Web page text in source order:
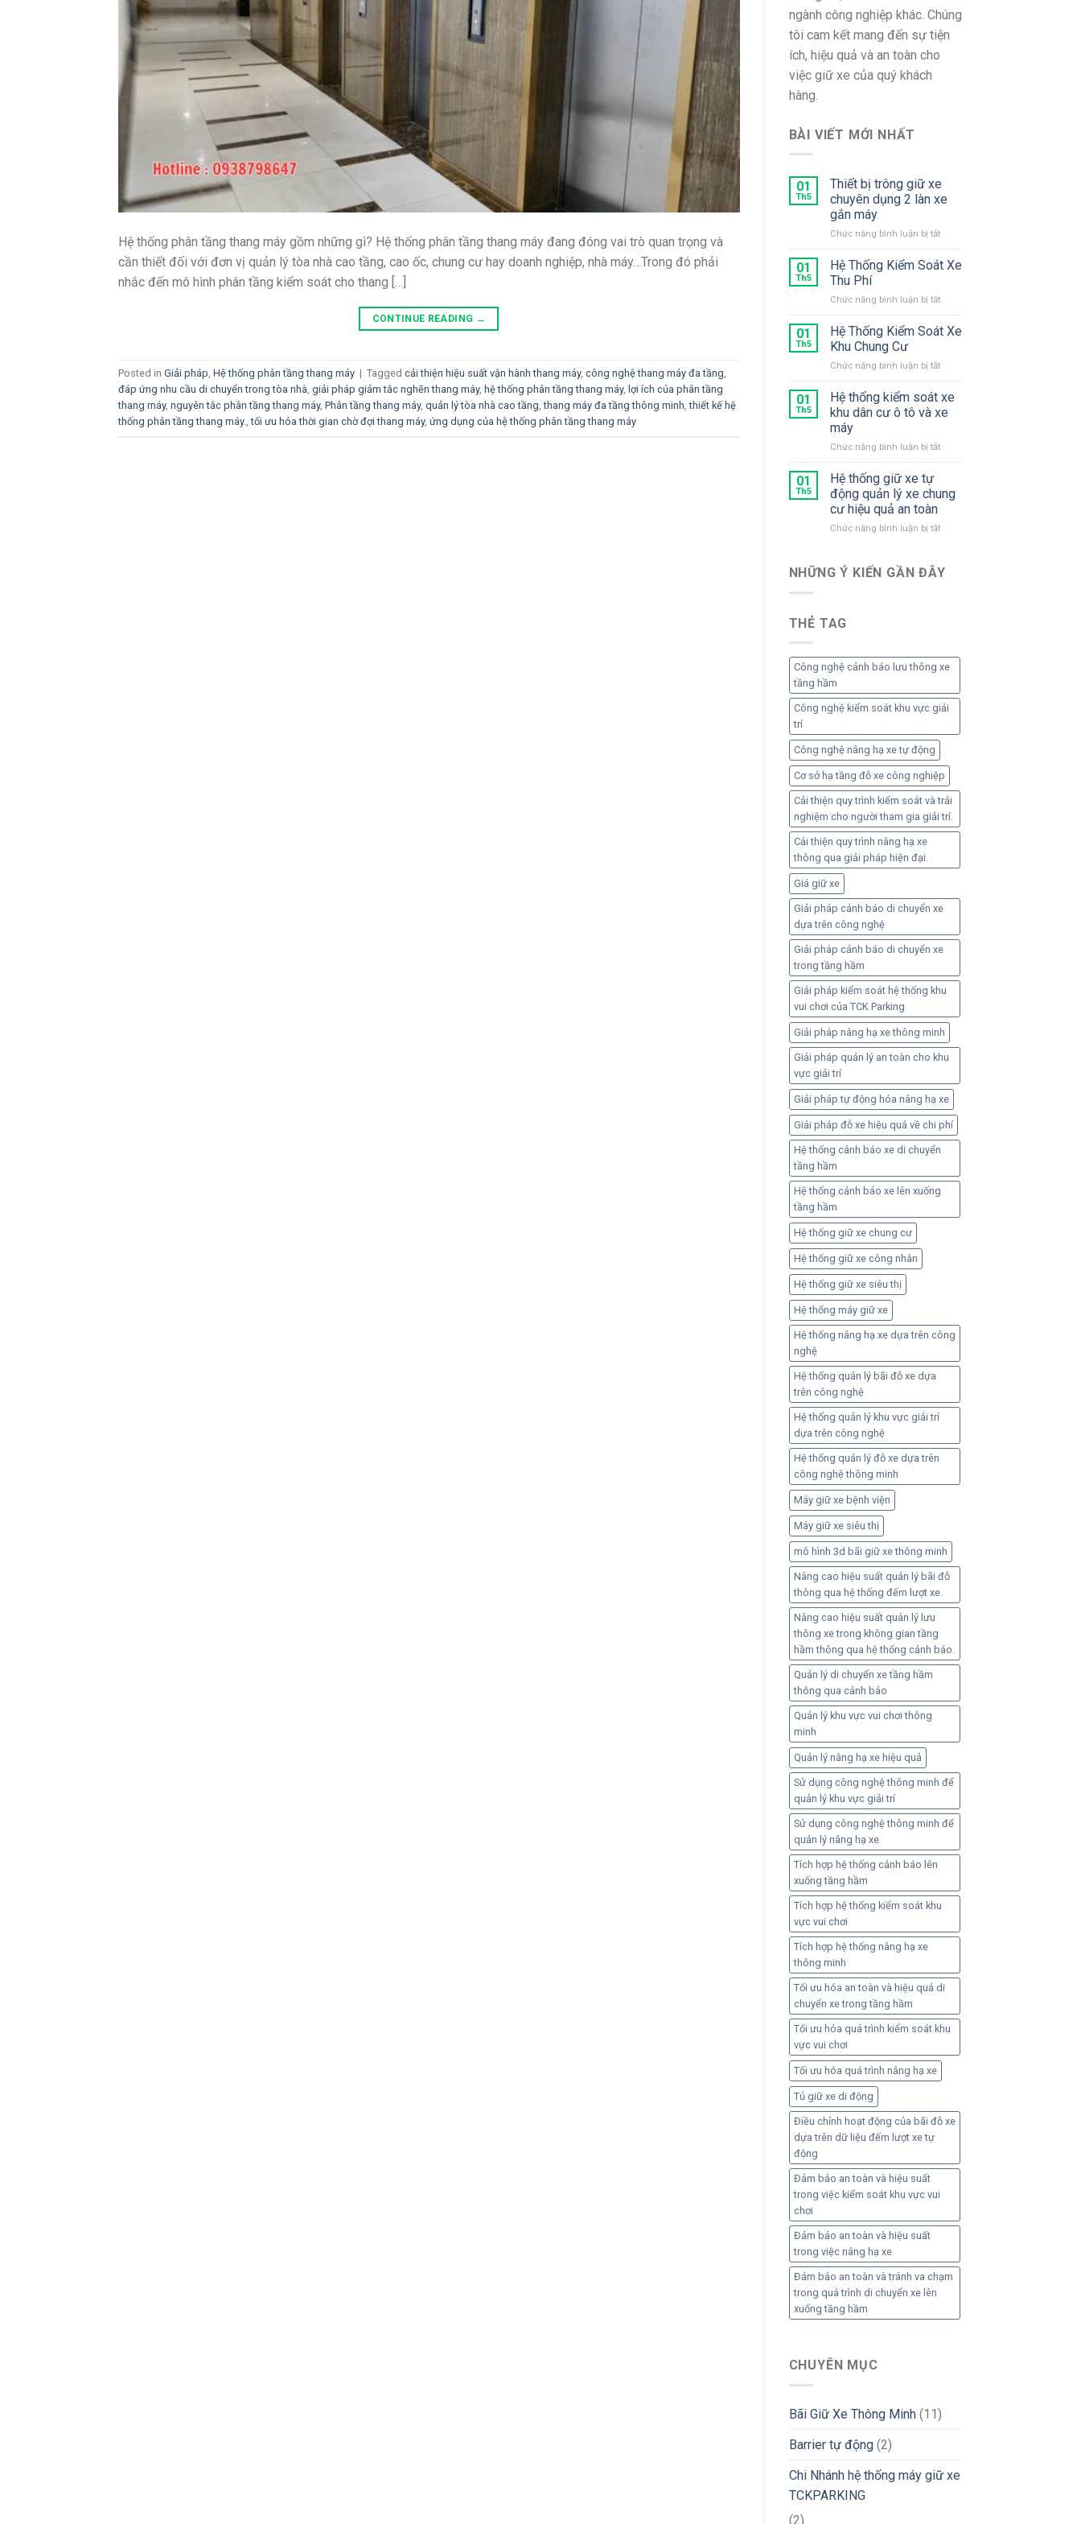
Hệ thống phân tầng thang máy gồm những gì? Hệ thống phân tầng thang máy đang đóng vai trò quan trọng và
cần thiết đối với đơn vị quản lý tòa nhà cao tầng, cao ốc, chung cư hay doanh nghiệp, nhà máy…Trong đó phải
nhắc đến mô hình phân tầng kiểm soát cho thang […]
CONTINUE READING →
Posted in Giải pháp, Hệ thống phân tầng thang máy | Tagged cải thiện hiệu suất vận hành thang máy, công nghệ thang máy đa tầng,
đáp ứng nhu cầu di chuyển trong tòa nhà, giải pháp giảm tắc nghẽn thang máy, hệ thống phân tầng thang máy, lợi ích của phân tầng
thang máy, nguyên tắc phân tầng thang máy, Phân tầng thang máy, quản lý tòa nhà cao tầng,thang máy đa tầng thông minh,thiết kế hệ
thống phân tầng thang máy.,tối ưu hóa thời gian chờ đợi thang máy, ứng dụng của hệ thống phân tầng thang máy
ngành công nghiệp khác. Chúng
tôi cam kết mang đến sự tiện
ích, hiệu quả và an toàn cho
việc giữ xe của quý khách
hàng.
BÀI VIẾT MỚI NHẤT
01
Th5
Thiết bị trông giữ xe
chuyên dụng 2 làn xe
gắn máy
Chức năng bình luận bị tắtở
bị
xe
dụng
xe
máy
01
Th5
Hệ Thống Kiểm Soát Xe
Thu Phí
Chức năng bình luận bị tắtở
Thống
Xe
Phí
01
Th5
Hệ Thống Kiểm Soát Xe
Khu Chung Cư
Chức năng bình luận bị tắtở
Thống
Soát
Khu
01
Th5
Hệ thống kiểm soát xe
khu dân cư ô tô và xe
máy
Chức năng bình luận bị tắtở
soát
khu
ô
01
Th5
Hệ thống giữ xe tự
động quản lý xe chung
cư hiệu quả an toàn
Chức năng bình luận bị tắtở
giữ
chung
hiệu
quả
toàn
NHỮNG Ý KIẾN ​​GẦN ĐÂY
THẺ TAG
Công nghệ cảnh báo lưu thông xe
tầng hầm
Công nghệ kiểm soát khu vực giải
trí
Công nghệ nâng hạ xe tự động
Cơ sở hạ tầng đỗ xe công nghiệp
Cải thiện quy trình kiểm soát và trải
nghiệm cho người tham gia giải trí.
Cải thiện quy trình nâng hạ xe
thông qua giải pháp hiện đại.
Giá giữ xe
Giải pháp cảnh báo di chuyển xe
dựa trên công nghệ
Giải pháp cảnh báo di chuyển xe
trong tầng hầm
Giải pháp kiểm soát hệ thống khu
vui chơi của TCK Parking
Giải pháp nâng hạ xe thông minh
Giải pháp quản lý an toàn cho khu
vực giải trí
Giải pháp tự động hóa nâng hạ xe
Giải pháp đỗ xe hiệu quả về chi phí
Hệ thống cảnh báo xe di chuyển
tầng hầm
Hệ thống cảnh báo xe lên xuống
tầng hầm
Hệ thống giữ xe chung cư
Hệ thống giữ xe công nhân
Hệ thống giữ xe siêu thị
Hệ thống máy giữ xe
Hệ thống nâng hạ xe dựa trên công
nghệ
Hệ thống quản lý bãi đỗ xe dựa
trên công nghệ
Hệ thống quản lý khu vực giải trí
dựa trên công nghệ
Hệ thống quản lý đỗ xe dựa trên
công nghệ thông minh
Máy giữ xe bệnh viện
Máy giữ xe siêu thị
mô hình 3d bãi giữ xe thông minh
Nâng cao hiệu suất quản lý bãi đỗ
thông qua hệ thống đếm lượt xe.
Nâng cao hiệu suất quản lý lưu
thông xe trong không gian tầng
hầm thông qua hệ thống cảnh báo.
Quản lý di chuyển xe tầng hầm
thông qua cảnh báo
Quản lý khu vực vui chơi thông
minh
Quản lý nâng hạ xe hiệu quả
Sử dụng công nghệ thông minh để
quản lý khu vực giải trí
Sử dụng công nghệ thông minh để
quản lý nâng hạ xe
Tích hợp hệ thống cảnh báo lên
xuống tầng hầm
Tích hợp hệ thống kiểm soát khu
vực vui chơi
Tích hợp hệ thống nâng hạ xe
thông minh
Tối ưu hóa an toàn và hiệu quả di
chuyển xe trong tầng hầm
Tối ưu hóa quá trình kiểm soát khu
vực vui chơi
Tối ưu hóa quá trình nâng hạ xe
Tủ giữ xe di động
Điều chỉnh hoạt động của bãi đỗ xe
dựa trên dữ liệu đếm lượt xe tự
động
Đảm bảo an toàn và hiệu suất
trong việc kiểm soát khu vực vui
chơi
Đảm bảo an toàn và hiệu suất
trong việc nâng hạ xe
Đảm bảo an toàn và tránh va chạm
trong quá trình di chuyển xe lên
xuống tầng hầm
CHUYÊN MỤC
Bãi Giữ Xe Thông Minh(11)
Barrier tự động(2)
Chi Nhánh hệ thống máy giữ xe
TCKPARKING
(2)